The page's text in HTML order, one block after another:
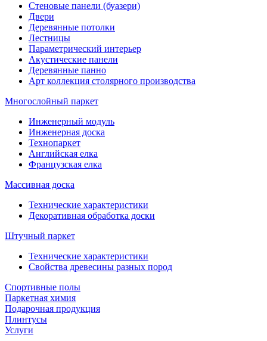
Стеновые панели (буазери)
Двери
Деревянные потолки
Лестницы
Параметрический интерьер
Акустические панели
Деревянные панно
Арт коллекция столярного производства
Многослойный паркет
Инженерный модуль
Инженерная доска
Технопаркет
Английская елка
Французская елка
Массивная доска
Технические характеристики
Декоративная обработка доски
Штучный паркет
Технические характеристики
Свойства древесины разных пород
Спортивные полы
Паркетная химия
Подарочная продукция
Плинтусы
Услуги